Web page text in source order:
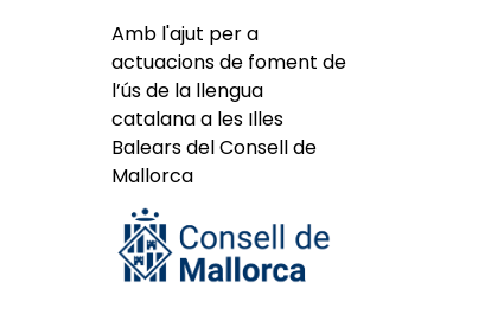
Amb l'ajut per a
actuacions de foment de
l’ús de la llengua
catalana a les Illes
Balears del Consell de
Mallorca